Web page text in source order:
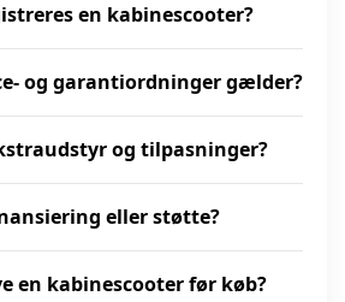
en kabinescooter?
og garantiordninger gælder?
og tilpasninger?
eller støtte?
en kabinescooter før køb?